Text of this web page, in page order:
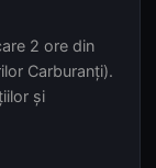
2 ore din
Carburanți).
și